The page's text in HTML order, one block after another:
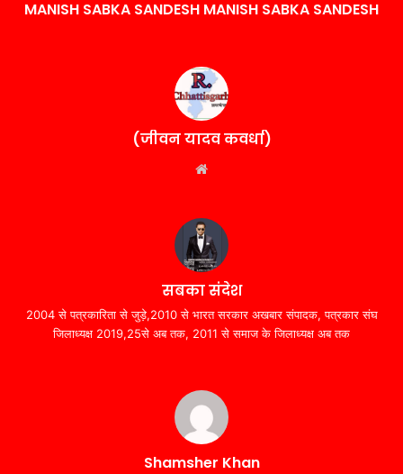
MANISH SABKA SANDESH MANISH SABKA SANDESH
(जीवन यादव कवर्धा)
सबका संदेश
2004 से पत्रकारिता से जुड़े,2010 से भारत सरकार अखबार संपादक, पत्रकार संघ
जिलाध्यक्ष 2019,25से अब तक, 2011 से समाज के जिलाध्यक्ष अब तक
Shamsher Khan